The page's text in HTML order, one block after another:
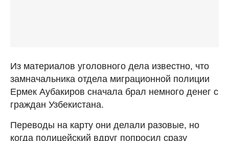
Из материалов уголовного дела известно, что
замначальника отдела миграционной полиции
Ермек Аубакиров сначала брал немного денег с
граждан Узбекистана.
Переводы на карту они делали разовые, но
когда полицейский вдруг попросил сразу